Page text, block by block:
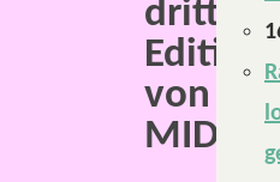
dritte
Edition
von